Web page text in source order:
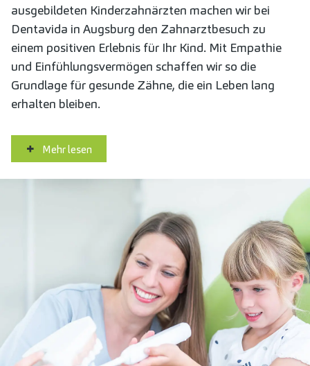
ausgebildeten Kinderzahnärzten machen wir bei
Dentavida in Augsburg den Zahnarztbesuch zu
einem positiven Erlebnis für Ihr Kind. Mit Empathie
und Einfühlungsvermögen schaffen wir so die
Grundlage für gesunde Zähne, die ein Leben lang
erhalten bleiben.
Mehr lesen